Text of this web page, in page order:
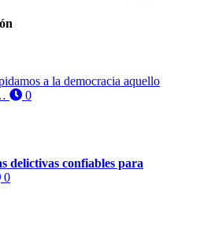
a la democracia aquello
0
delictivas confiables para
0